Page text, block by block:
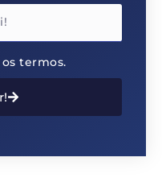
termos.